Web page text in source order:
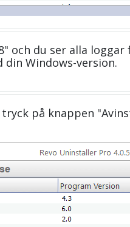
och du ser alla
Windows-version.
på knappen